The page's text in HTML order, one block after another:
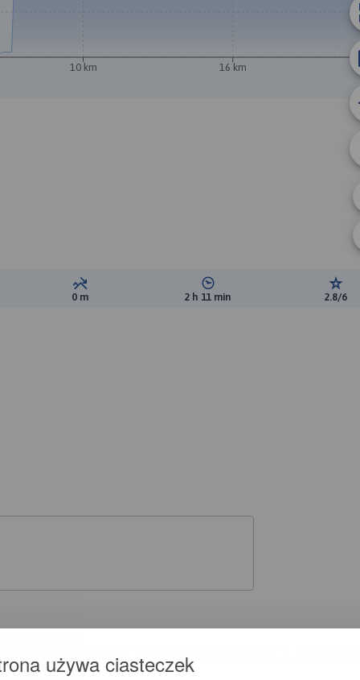
używa ciasteczek
10 km 16 km
Suma spadków:
0 m Średni czas potrzebny na
2 h 11 min 2.8/6
CI SIĘ MAPOPRZEWODNIK LUB